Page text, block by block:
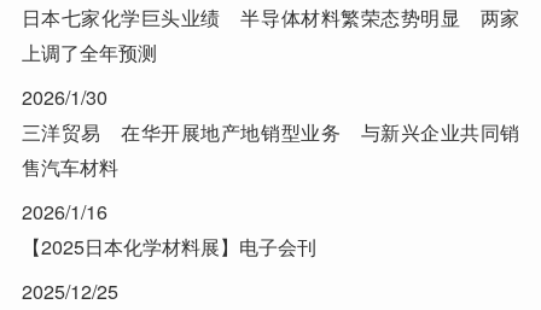
日本七家化学巨头业绩 半导体材料繁荣态势明显 两家
上调了全年预测
2026/1/30
三洋贸易 在华开展地产地销型业务 与新兴企业共同销
售汽车材料
2026/1/16
【2025日本化学材料展】电子会刊
2025/12/25